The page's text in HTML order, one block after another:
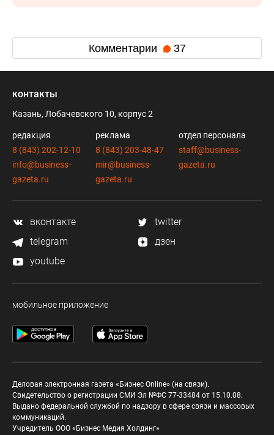
Комментарии 37
контакты
Казань, Лобачевского 10, корпус 2
редакция
8 (843) 202-12-10
info@business-
gazeta.ru
реклама
8 (843) 203-48-47
mir@business-
gazeta.ru
отдел персонала
staff@business-
gazeta.ru
вконтакте
twitter
telegram
дзен
youtube
мобильное приложение
Деловая электронная газета «Бизнес Online» (на связи).
Свидетельство о регистрации СМИ Эл №ФС 77-33484 от 15.10.08.
Выдано федеральной службой по надзору в сфере связи и массовых
коммуникаций.
Учредитель ООО «Бизнес Медия Холдинг»